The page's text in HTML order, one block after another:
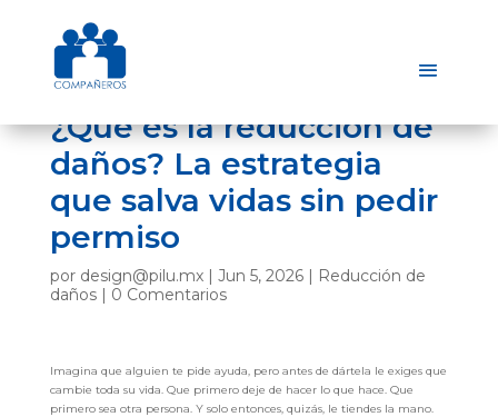
¿Qué es la reducción de
daños? La estrategia
que salva vidas sin pedir
permiso
por design@pilu.mx| Jun 5, 2026| Reducción de
daños| 0 Comentarios
Imagina que alguien te pide ayuda, pero antes de dártela le exiges que
cambie toda su vida. Que primero deje de hacer lo que hace. Que
primero sea otra persona. Y solo entonces, quizás, le tiendes la mano.